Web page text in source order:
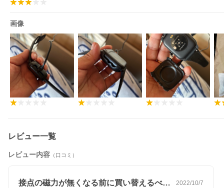
画像
レビュー一覧
レビュー内容 （口コミ）
接点の磁力が無くなる前に買い替えるべき！ 2022/10/7